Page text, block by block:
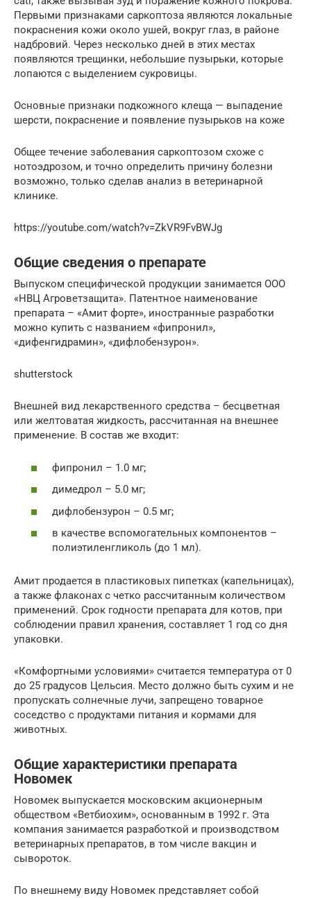
Первыми признаками саркоптоза являются локальные
покраснения кожи около ушей, вокруг глаз, в районе
надбровий. Через несколько дней в этих местах
появляются трещинки, небольшие пузырьки, которые
лопаются с выделением сукровицы.
Основные признаки подкожного клеща — выпадение
шерсти, покраснение и появление пузырьков на коже
Общее течение заболевания саркоптозом схоже с
нотоэдрозом, и точно определить причину болезни
возможно, только сделав анализ в ветеринарной
клинике.
https://youtube.com/watch?v=ZkVR9FvBWJg
Общие сведения о препарате
Выпуском специфической продукции занимается ООО
«НВЦ Агроветзащита». Патентное наименование
препарата – «Амит форте», иностранные разработки
можно купить с названием «фипронил»,
«дифенгидрамин», «дифлобензурон».
shutterstock
Внешней вид лекарственного средства – бесцветная
или желтоватая жидкость, рассчитанная на внешнее
применение. В состав же входит:
фипронил – 1.0 мг;
димедрол – 5.0 мг;
дифлобензурон – 0.5 мг;
в качестве вспомогательных компонентов –
полиэтиленгликоль (до 1 мл).
Амит продается в пластиковых пипетках (капельницах),
а также флаконах с четко рассчитанным количеством
применений. Срок годности препарата для котов, при
соблюдении правил хранения, составляет 1 год со дня
упаковки.
«Комфортными условиями» считается температура от 0
до 25 градусов Цельсия. Место должно быть сухим и не
пропускать солнечные лучи, запрещено товарное
соседство с продуктами питания и кормами для
животных.
Общие характеристики препарата
Новомек
Новомек выпускается московским акционерным
обществом «Ветбиохим», основанным в 1992 г. Эта
компания занимается разработкой и производством
ветеринарных препаратов, в том числе вакцин и
сывороток.
По внешнему виду Новомек представляет собой